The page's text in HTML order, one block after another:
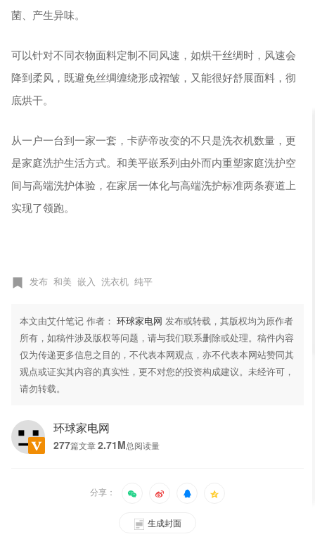
菌、产生异味。
可以针对不同衣物面料定制不同风速，如烘干丝绸时，风速会
降到柔风，既避免丝绸缠绕形成褶皱，又能很好舒展面料，彻
底烘干。
从一户一台到一家一套，卡萨帝改变的不只是洗衣机数量，更
是家庭洗护生活方式。和美平嵌系列由外而内重塑家庭洗护空
间与高端洗护体验，在家居一体化与高端洗护标准两条赛道上
实现了领跑。
发布 和美 嵌入 洗衣机 纯平
本文由艾什笔记 作者：环球家电网 发布或转载，其版权均为原作者
所有，如稿件涉及版权等问题，请与我们联系删除或处理。稿件内容
仅为传递更多信息之目的，不代表本网观点，亦不代表本网站赞同其
观点或证实其内容的真实性，更不对您的投资构成建议。未经许可，
请勿转载。
环球家电网
277篇文章 2.71M总阅读量
分享：
生成封面